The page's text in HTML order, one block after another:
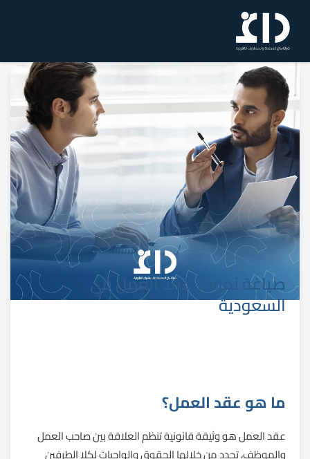
صياغة نموذج عقد العمل في
السعودية
ما هو عقد العمل؟
عقد العمل هو وثيقة قانونية تنظم العلاقة بين صاحب العمل
والموظف، تحدد من خلالها الحقوق والواجبات لكلا الطرفين